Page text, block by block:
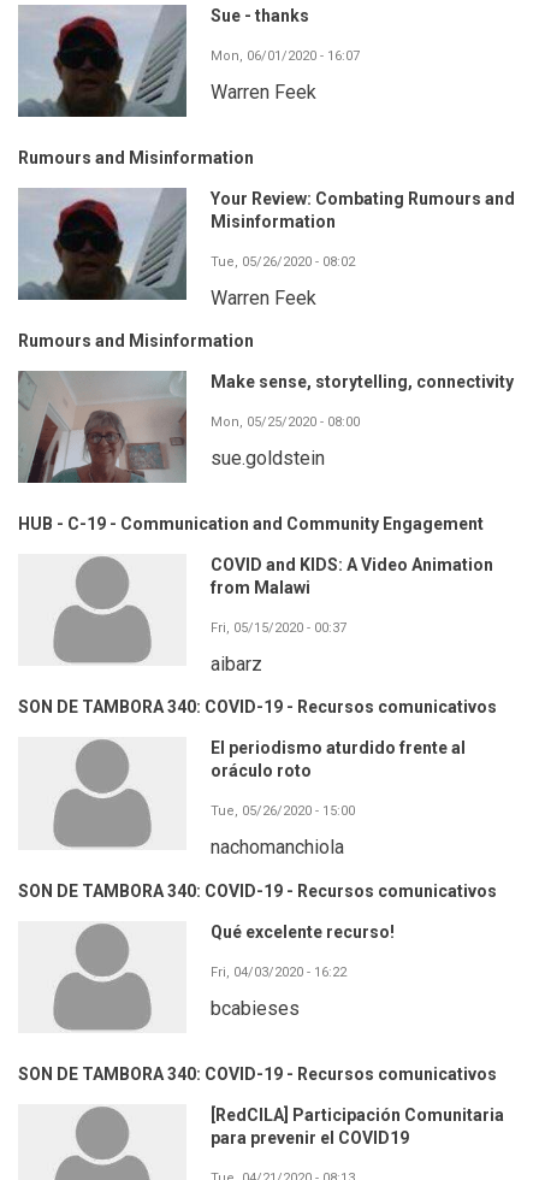
Sue - thanks
Mon, 06/01/2020 - 16:07
Warren Feek
Rumours and Misinformation
Your Review: Combating Rumours and
Misinformation
Tue, 05/26/2020 - 08:02
Warren Feek
Rumours and Misinformation
Make sense, storytelling, connectivity
Mon, 05/25/2020 - 08:00
sue.goldstein
HUB - C-19 - Communication and Community Engagement
COVID and KIDS: A Video Animation
from Malawi
Fri, 05/15/2020 - 00:37
aibarz
SON DE TAMBORA 340: COVID-19 - Recursos comunicativos
El periodismo aturdido frente al
oráculo roto
Tue, 05/26/2020 - 15:00
nachomanchiola
SON DE TAMBORA 340: COVID-19 - Recursos comunicativos
Qué excelente recurso!
Fri, 04/03/2020 - 16:22
bcabieses
SON DE TAMBORA 340: COVID-19 - Recursos comunicativos
[RedCILA] Participación Comunitaria
para prevenir el COVID19